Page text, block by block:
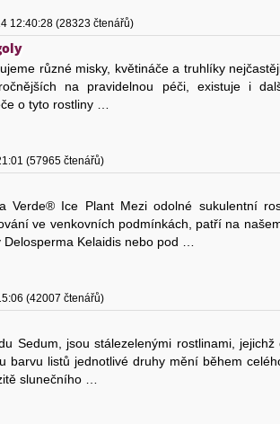
12:40:28 (28323 čtenářů)
různé misky, květináče a truhlíky
na pravidelnou péči, existuje i
o tyto rostliny …
(57965 čtenářů)
Verde® Ice Plant Mezi odolné sukulentní
ve venkovních podmínkách, patří na
Kelaidis nebo pod …
(42007 čtenářů)
Sedum, jsou stálezelenými rostlinami,
barvu listů jednotlivé druhy mění během
slunečního …